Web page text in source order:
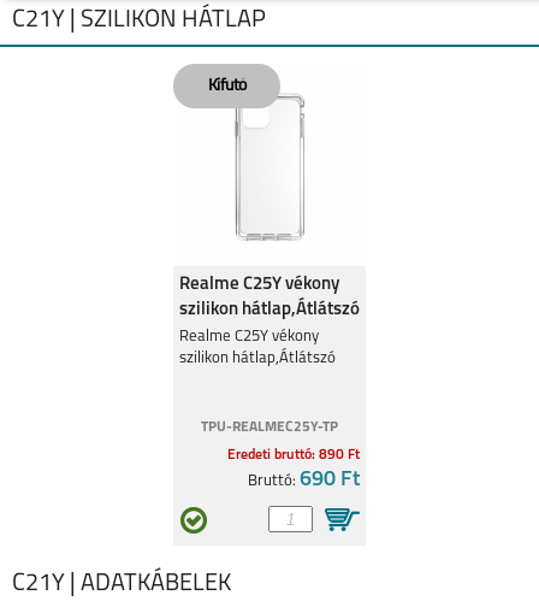
REALME C55 REALME 9 5G
C21Y | SZILIKON HÁTLAP
Realme C25Y vékony
szilikon hátlap,Átlátszó
Realme C25Y vékony
szilikon hátlap,Átlátszó
TPU-REALMEC25Y-TP
Eredeti bruttó: 890 Ft
Bruttó: 690 Ft
C21Y | ADATKÁBELEK